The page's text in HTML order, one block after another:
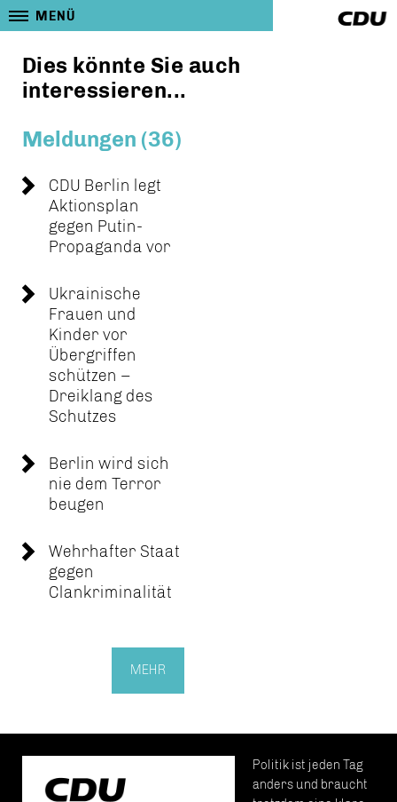
MENÜ
Dies könnte Sie auch
interessieren...
Meldungen (36)
CDU Berlin legt
Aktionsplan
gegen Putin-
Propaganda vor
Ukrainische
Frauen und
Kinder vor
Übergriffen
schützen –
Dreiklang des
Schutzes
Berlin wird sich
nie dem Terror
beugen
Wehrhafter Staat
gegen
Clankriminalität
MEHR
Politik ist jeden Tag
anders und braucht